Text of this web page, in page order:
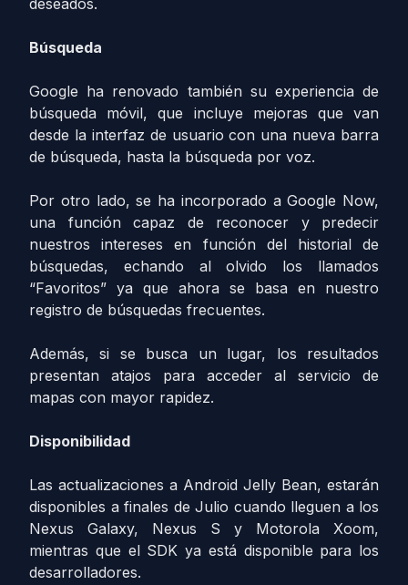
deseados.
Búsqueda
Google ha renovado también su experiencia de
búsqueda móvil, que incluye mejoras que van
desde la interfaz de usuario con una nueva barra
de búsqueda, hasta la búsqueda por voz.
Por otro lado, se ha incorporado a Google Now,
una función capaz de reconocer y predecir
nuestros intereses en función del historial de
búsquedas, echando al olvido los llamados
“Favoritos” ya que ahora se basa en nuestro
registro de búsquedas frecuentes.
Además, si se busca un lugar, los resultados
presentan atajos para acceder al servicio de
mapas con mayor rapidez.
Disponibilidad
Las actualizaciones a Android Jelly Bean, estarán
disponibles a finales de Julio cuando lleguen a los
Nexus Galaxy, Nexus S y Motorola Xoom,
mientras que el SDK ya está disponible para los
desarrolladores.